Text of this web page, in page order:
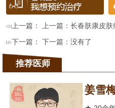
上一篇： 上一篇：长春肤康皮肤
下一篇： 下一篇：没有了
推荐医师
姜雪